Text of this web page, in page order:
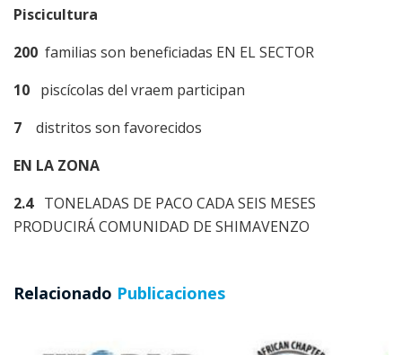
Piscicultura
200 familias son beneficiadas EN EL SECTOR
10 piscícolas del vraem participan
7 distritos son favorecidos
EN LA ZONA
2.4 TONELADAS DE PACO CADA SEIS MESES
PRODUCIRÁ COMUNIDAD DE SHIMAVENZO
Relacionado Publicaciones